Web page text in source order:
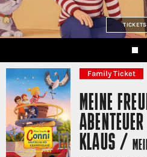
TICKETS
Family Ticket
MEINE
KLAUS /